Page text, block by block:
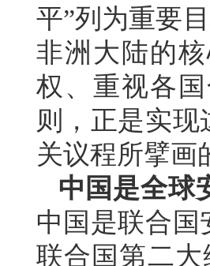
平”列为重要
非洲大陆的
权、重视各
则，正是实
关议程所擘画
中国是全球
中国是联合
联合国第二